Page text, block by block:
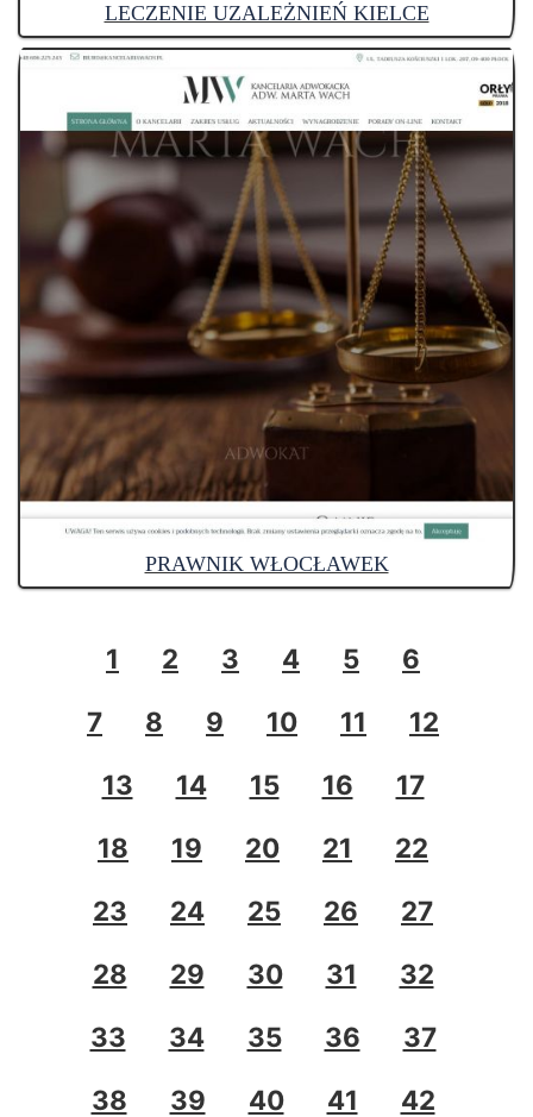
LECZENIE UZALEŻNIEŃ KIELCE
PRAWNIK WŁOCŁAWEK
1 2 3 4 5
6
7
8 9 10 11
12
13
14 15 16
17
18
19 20 21
22
23
24 25 26
27
28
29 30 31
32
33
34 35 36
37
38
39 40 41
42